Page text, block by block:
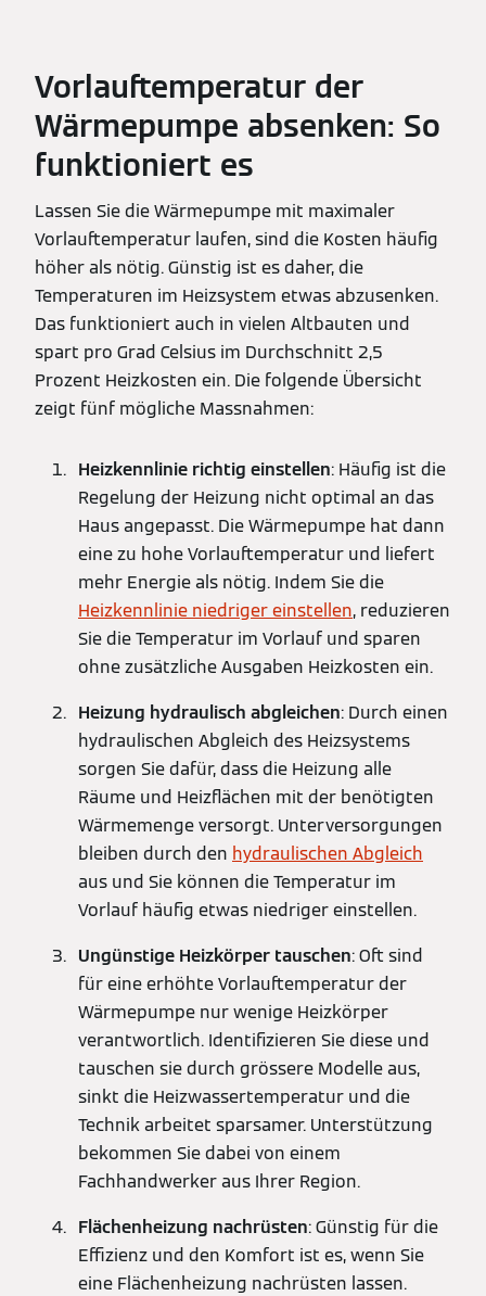
Vorlauftemperatur der
Wärmepumpe absenken: So
funktioniert es
Lassen Sie die Wärmepumpe mit maximaler
Vorlauftemperatur laufen, sind die Kosten häufig
höher als nötig. Günstig ist es daher, die
Temperaturen im Heizsystem etwas abzusenken.
Das funktioniert auch in vielen Altbauten und
spart pro Grad Celsius im Durchschnitt 2,5
Prozent Heizkosten ein. Die folgende Übersicht
zeigt fünf mögliche Massnahmen:
Heizkennlinie richtig einstellen: Häufig ist die
Regelung der Heizung nicht optimal an das
Haus angepasst. Die Wärmepumpe hat dann
eine zu hohe Vorlauftemperatur und liefert
mehr Energie als nötig. Indem Sie die
Heizkennlinie niedriger einstellen, reduzieren
Sie die Temperatur im Vorlauf und sparen
ohne zusätzliche Ausgaben Heizkosten ein.
Heizung hydraulisch abgleichen: Durch einen
hydraulischen Abgleich des Heizsystems
sorgen Sie dafür, dass die Heizung alle
Räume und Heizflächen mit der benötigten
Wärmemenge versorgt. Unterversorgungen
bleiben durch den hydraulischen Abgleich
aus und Sie können die Temperatur im
Vorlauf häufig etwas niedriger einstellen.
Ungünstige Heizkörper tauschen: Oft sind
für eine erhöhte Vorlauftemperatur der
Wärmepumpe nur wenige Heizkörper
verantwortlich. Identifizieren Sie diese und
tauschen sie durch grössere Modelle aus,
sinkt die Heizwassertemperatur und die
Technik arbeitet sparsamer. Unterstützung
bekommen Sie dabei von einem
Fachhandwerker aus Ihrer Region.
Flächenheizung nachrüsten: Günstig für die
Effizienz und den Komfort ist es, wenn Sie
eine Flächenheizung nachrüsten lassen.